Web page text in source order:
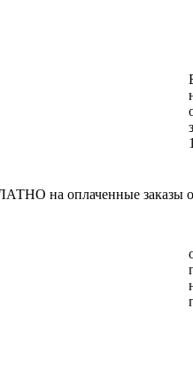
на оплаченные заказы